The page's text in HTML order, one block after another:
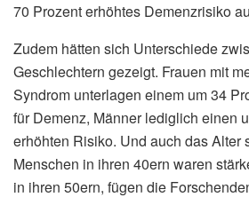
70 Prozent erhöhtes Demenzrisiko
Zudem hätten sich Unterschiede
Geschlechtern gezeigt. Frauen mit
Syndrom unterlagen einem um 34
für Demenz, Männer lediglich einen
erhöhten Risiko. Und auch das Alter
Menschen in ihren 40ern waren
in ihren 50ern, fügen die